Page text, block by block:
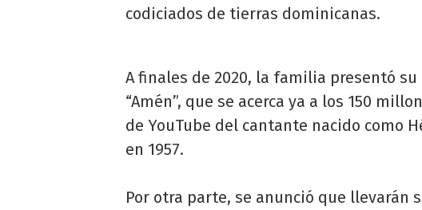
codiciados de tierras dominicanas.
A finales de 2020, la familia presentó
“Amén”, que se acerca ya a los 150
de YouTube del cantante nacido como
en 1957.
Por otra parte, se anunció que llevarán